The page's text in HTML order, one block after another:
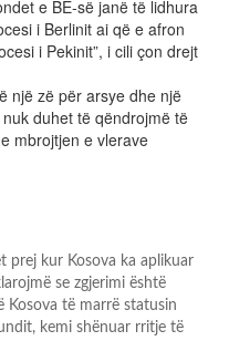
e BE-së janë të lidhura
i Berlinit ai që e afron
i Pekinit”, i cili çon drejt
një zë për arsye dhe një
duhet të qëndrojmë të
mbrojtjen e vlerave
prej kur Kosova ka aplikuar
se zgjerimi është
Kosova të marrë statusin
kemi shënuar rritje të